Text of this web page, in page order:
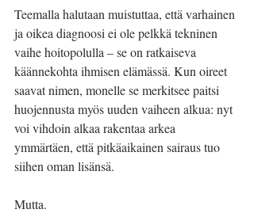
Teemalla halutaan muistuttaa, että varhainen
ja oikea diagnoosi ei ole pelkkä tekninen
vaihe hoitopolulla – se on ratkaiseva
käännekohta ihmisen elämässä. Kun oireet
saavat nimen, monelle se merkitsee paitsi
huojennusta myös uuden vaiheen alkua: nyt
voi vihdoin alkaa rakentaa arkea
ymmärtäen, että pitkäaikainen sairaus tuo
siihen oman lisänsä.
Mutta.